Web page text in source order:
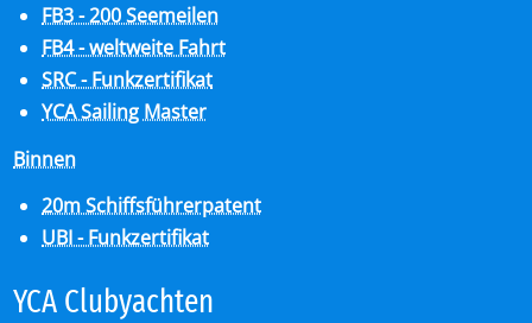
FB3 - 200 Seemeilen
FB4 - weltweite Fahrt
SRC - Funkzertifikat
YCA Sailing Master
Binnen
20m Schiffsführerpatent
UBI - Funkzertifikat
YCA Club­y­ach­ten